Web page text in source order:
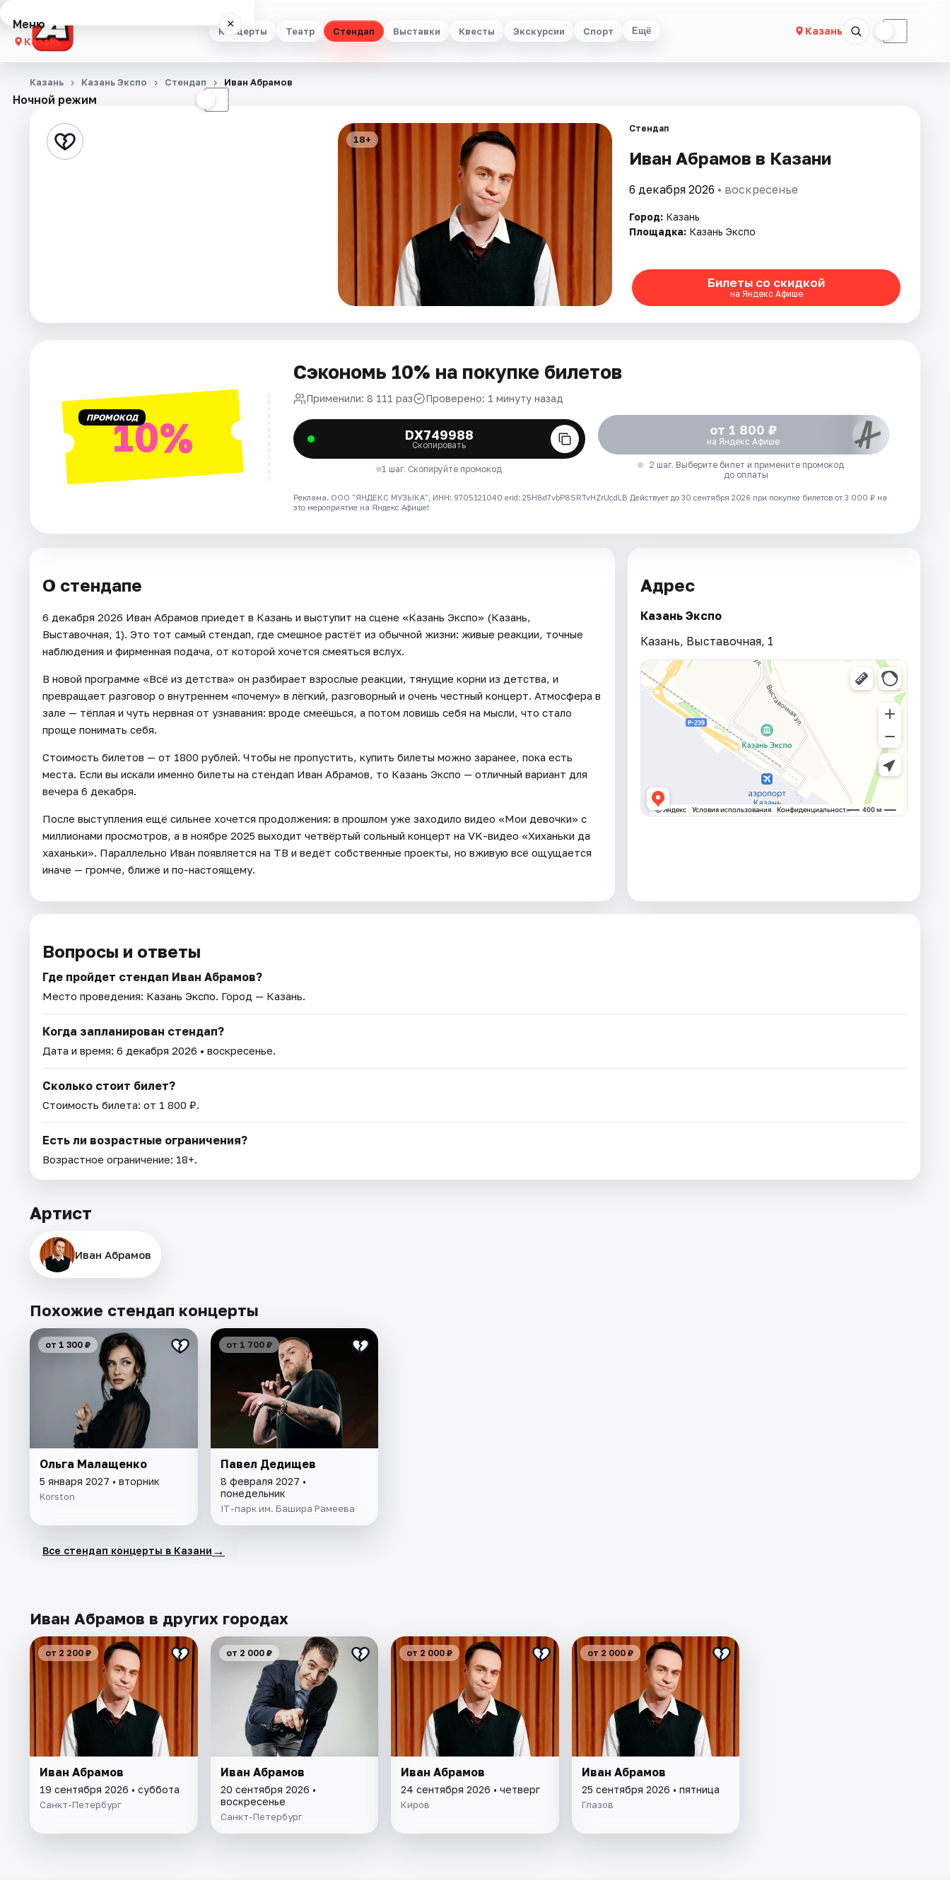
Концерты Театр Стендап Выставки Квесты Экскурсии Спорт Ещё Казань ☾
Меню ×
Казань
Концерты
Стендап
Артисты
Рейтинги
Ночной режим ☾
Казань Казань Экспо Стендап Иван Абрамов
18+
Стендап
Иван Абрамов в Казани
6 декабря 2026 • воскресенье
Город: Казань
Площадка: Казань Экспо
Билеты со скидкой
на Яндекс Афише
ПРОМОКОД10%
Сэкономь 10% на покупке билетов
Применили: 8 111 раз Проверено: 1 минуту назад
DX749988
Скопировать
1 шаг. Скопируйте промокод
от 1 800 ₽
на Яндекс Афише
2 шаг. Выберите билет и примените промокод
до оплаты
Реклама. ООО "ЯНДЕКС МУЗЫКА", ИНН: 9705121040 erid: 25H8d7vbP8SRTvHZrUcdLB Действует до 30 сентября 2026 при покупке билетов от 3 000 ₽ на
это мероприятие на Яндекс Афише!
О стендапе
6 декабря 2026 Иван Абрамов приедет в Казань и выступит на сцене «Казань Экспо» (Казань,
Выставочная, 1). Это тот самый стендап, где смешное растёт из обычной жизни: живые реакции, точные
наблюдения и фирменная подача, от которой хочется смеяться вслух.
В новой программе «Всё из детства» он разбирает взрослые реакции, тянущие корни из детства, и
превращает разговор о внутреннем «почему» в лёгкий, разговорный и очень честный концерт. Атмосфера в
зале — тёплая и чуть нервная от узнавания: вроде смеёшься, а потом ловишь себя на мысли, что стало
проще понимать себя.
Стоимость билетов — от 1800 рублей. Чтобы не пропустить, купить билеты можно заранее, пока есть
места. Если вы искали именно билеты на стендап Иван Абрамов, то Казань Экспо — отличный вариант для
вечера 6 декабря.
После выступления ещё сильнее хочется продолжения: в прошлом уже заходило видео «Мои девочки» с
миллионами просмотров, а в ноябре 2025 выходит четвёртый сольный концерт на VK-видео «Хиханьки да
хаханьки». Параллельно Иван появляется на ТВ и ведёт собственные проекты, но вживую всё ощущается
иначе — громче, ближе и по-настоящему.
Адрес
Казань Экспо
Казань, Выставочная, 1
Вопросы и ответы
Где пройдет стендап Иван Абрамов?
Место проведения: Казань Экспо. Город — Казань.
Когда запланирован стендап?
Дата и время: 6 декабря 2026 • воскресенье.
Сколько стоит билет?
Стоимость билета: от 1 800 ₽.
Есть ли возрастные ограничения?
Возрастное ограничение: 18+.
Артист
Иван Абрамов
Похожие стендап концерты
от 1 300 ₽
Ольга Малащенко
5 января 2027 • вторник
Korston
от 1 700 ₽
Павел Дедищев
8 февраля 2027 •
понедельник
IT-парк им. Башира Рамеева
Все стендап концерты в Казани →
Иван Абрамов в других городах
от 2 200 ₽
Иван Абрамов
19 сентября 2026 • суббота
Санкт-Петербург
от 2 000 ₽
Иван Абрамов
20 сентября 2026 •
воскресенье
Санкт-Петербург
от 2 000 ₽
Иван Абрамов
24 сентября 2026 • четверг
Киров
от 2 000 ₽
Иван Абрамов
25 сентября 2026 • пятница
Глазов